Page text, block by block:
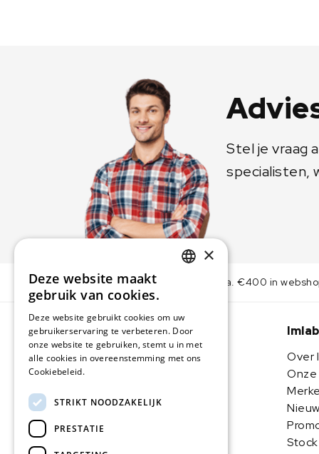
Stel je vraag
specialisten,
Gratis levering v.a. €400 in
Imlab
Over
Stock
×
Deze website maakt
gebruik van cookies.
Deze website gebruikt cookies om uw
gebruikerservaring te verbeteren. Door
onze website te gebruiken, stemt u in met
alle cookies in overeenstemming met ons
Cookiebeleid.
STRIKT NOODZAKELIJK
PRESTATIE